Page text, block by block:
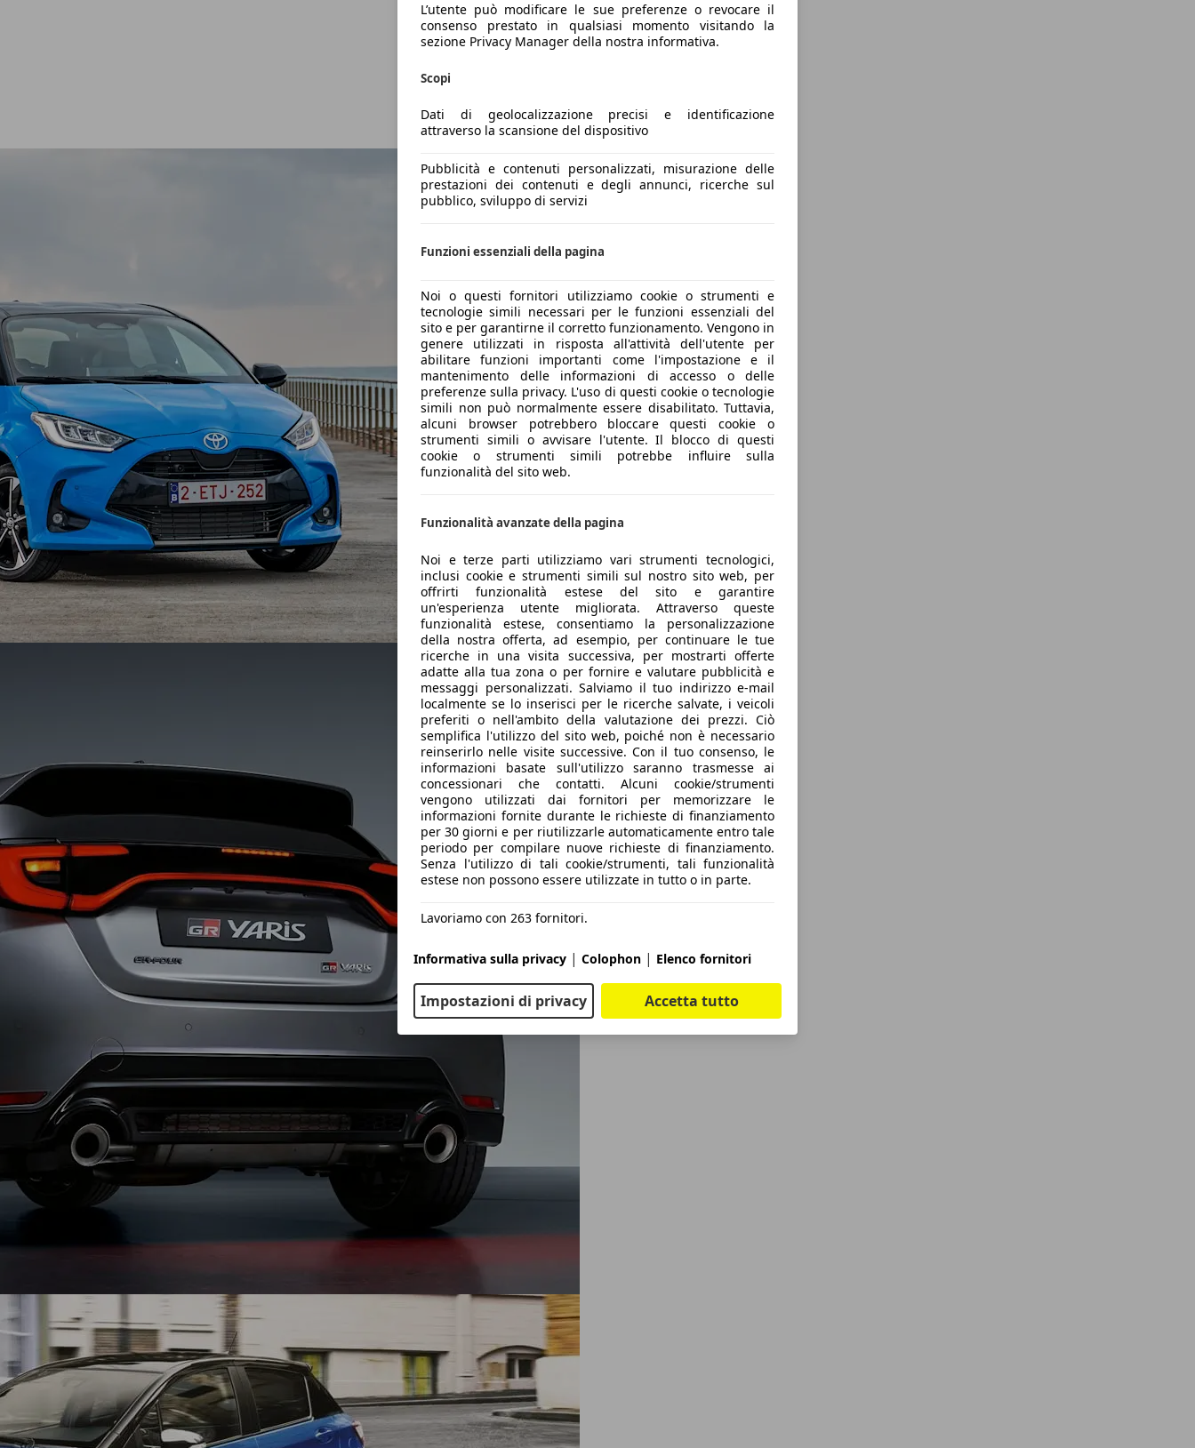
L’utente può modificare le sue preferenze o revocare il
consenso prestato in qualsiasi momento visitando la
sezione Privacy Manager della nostra informativa.
Scopi
Dati di geolocalizzazione precisi e identificazione
attraverso la scansione del dispositivo
Pubblicità e contenuti personalizzati, misurazione delle
prestazioni dei contenuti e degli annunci, ricerche sul
pubblico, sviluppo di servizi
Funzioni essenziali della pagina
Noi o questi fornitori utilizziamo cookie o strumenti e
tecnologie simili necessari per le funzioni essenziali del
sito e per garantirne il corretto funzionamento. Vengono in
genere utilizzati in risposta all'attività dell'utente per
abilitare funzioni importanti come l'impostazione e il
mantenimento delle informazioni di accesso o delle
preferenze sulla privacy. L'uso di questi cookie o tecnologie
simili non può normalmente essere disabilitato. Tuttavia,
alcuni browser potrebbero bloccare questi cookie o
strumenti simili o avvisare l'utente. Il blocco di questi
cookie o strumenti simili potrebbe influire sulla
funzionalità del sito web.
Funzionalità avanzate della pagina
Noi e terze parti utilizziamo vari strumenti tecnologici,
inclusi cookie e strumenti simili sul nostro sito web, per
offrirti funzionalità estese del sito e garantire
un'esperienza utente migliorata. Attraverso queste
funzionalità estese, consentiamo la personalizzazione
della nostra offerta, ad esempio, per continuare le tue
ricerche in una visita successiva, per mostrarti offerte
adatte alla tua zona o per fornire e valutare pubblicità e
messaggi personalizzati. Salviamo il tuo indirizzo e-mail
localmente se lo inserisci per le ricerche salvate, i veicoli
preferiti o nell'ambito della valutazione dei prezzi. Ciò
semplifica l'utilizzo del sito web, poiché non è necessario
reinserirlo nelle visite successive. Con il tuo consenso, le
informazioni basate sull'utilizzo saranno trasmesse ai
concessionari che contatti. Alcuni cookie/strumenti
vengono utilizzati dai fornitori per memorizzare le
informazioni fornite durante le richieste di finanziamento
per 30 giorni e per riutilizzarle automaticamente entro tale
periodo per compilare nuove richieste di finanziamento.
Senza l'utilizzo di tali cookie/strumenti, tali funzionalità
estese non possono essere utilizzate in tutto o in parte.
Lavoriamo con 263 fornitori.
Informativa sulla privacy | Colophon | Elenco fornitori
Impostazioni di privacy Accetta tutto